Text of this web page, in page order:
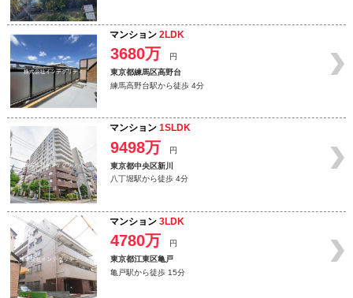
マンション 2LDK
3680万
円
東京都練馬区高野台
練馬高野台駅から徒歩 4分
マンション 1SLDK
9498万
円
東京都中央区新川
八丁堀駅から徒歩 4分
マンション 3LDK
4780万
円
東京都江東区亀戸
亀戸駅から徒歩 15分